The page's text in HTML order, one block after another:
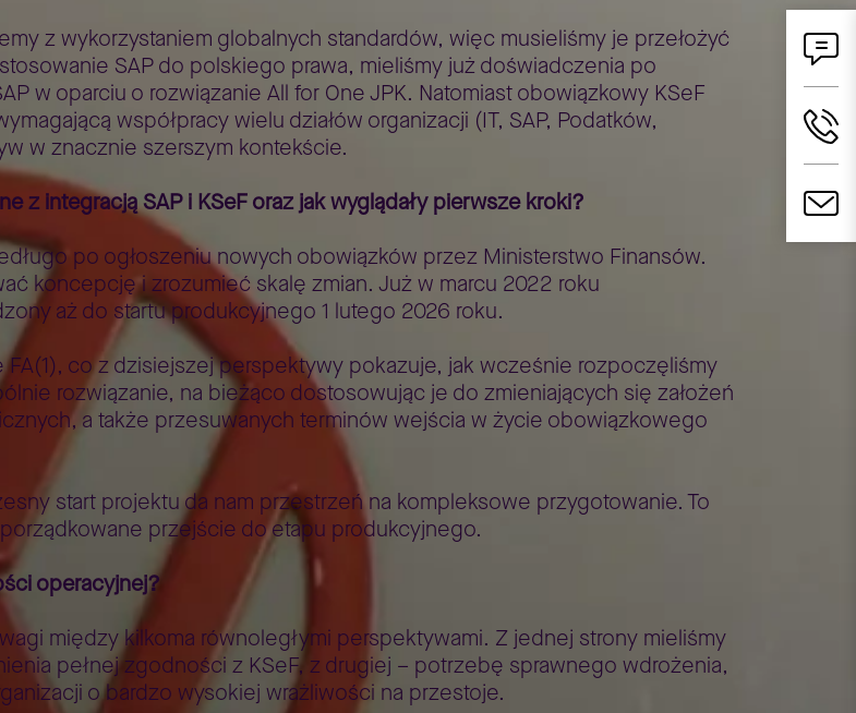
z wykorzystaniem globalnych standardów, więc musieliśmy je przełożyć
SAP do polskiego prawa, mieliśmy już doświadczenia po
w oparciu o rozwiązanie All for One JPK. Natomiast obowiązkowy KSeF
współpracy wielu działów organizacji (IT, SAP, Podatków,
w znacznie szerszym kontekście.
z integracją SAP i KSeF oraz jak wyglądały pierwsze kroki?
po ogłoszeniu nowych obowiązków przez Ministerstwo Finansów.
koncepcję i zrozumieć skalę zmian. Już w marcu 2022 roku
aż do startu produkcyjnego 1 lutego 2026 roku.
co z dzisiejszej perspektywy pokazuje, jak wcześnie rozpoczęliśmy
rozwiązanie, na bieżąco dostosowując je do zmieniających się założeń
a także przesuwanych terminów wejścia w życie obowiązkowego
start projektu da nam przestrzeń na kompleksowe przygotowanie. To
przejście do etapu produkcyjnego.
operacyjnej?
między kilkoma równoległymi perspektywami. Z jednej strony mieliśmy
pełnej zgodności z KSeF, z drugiej – potrzebę sprawnego wdrożenia,
o bardzo wysokiej wrażliwości na przestoje.